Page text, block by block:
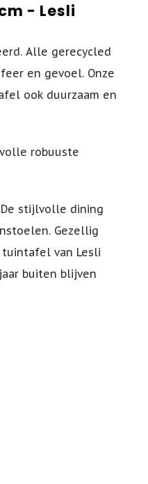
- Lesli
Alle gerecycled
en gevoel. Onze
ook duurzaam en
robuuste
stijlvolle dining
Gezellig
van Lesli
buiten blijven